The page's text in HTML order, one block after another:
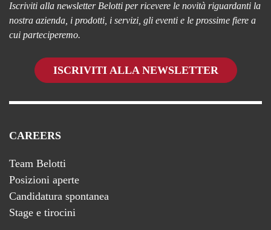
Iscriviti alla newsletter Belotti per ricevere le novità riguardanti la
nostra azienda, i prodotti, i servizi, gli eventi e le prossime fiere a
cui parteciperemo.
ISCRIVITI ALLA NEWSLETTER
CAREERS
Team Belotti
Posizioni aperte
Candidatura spontanea
Stage e tirocini